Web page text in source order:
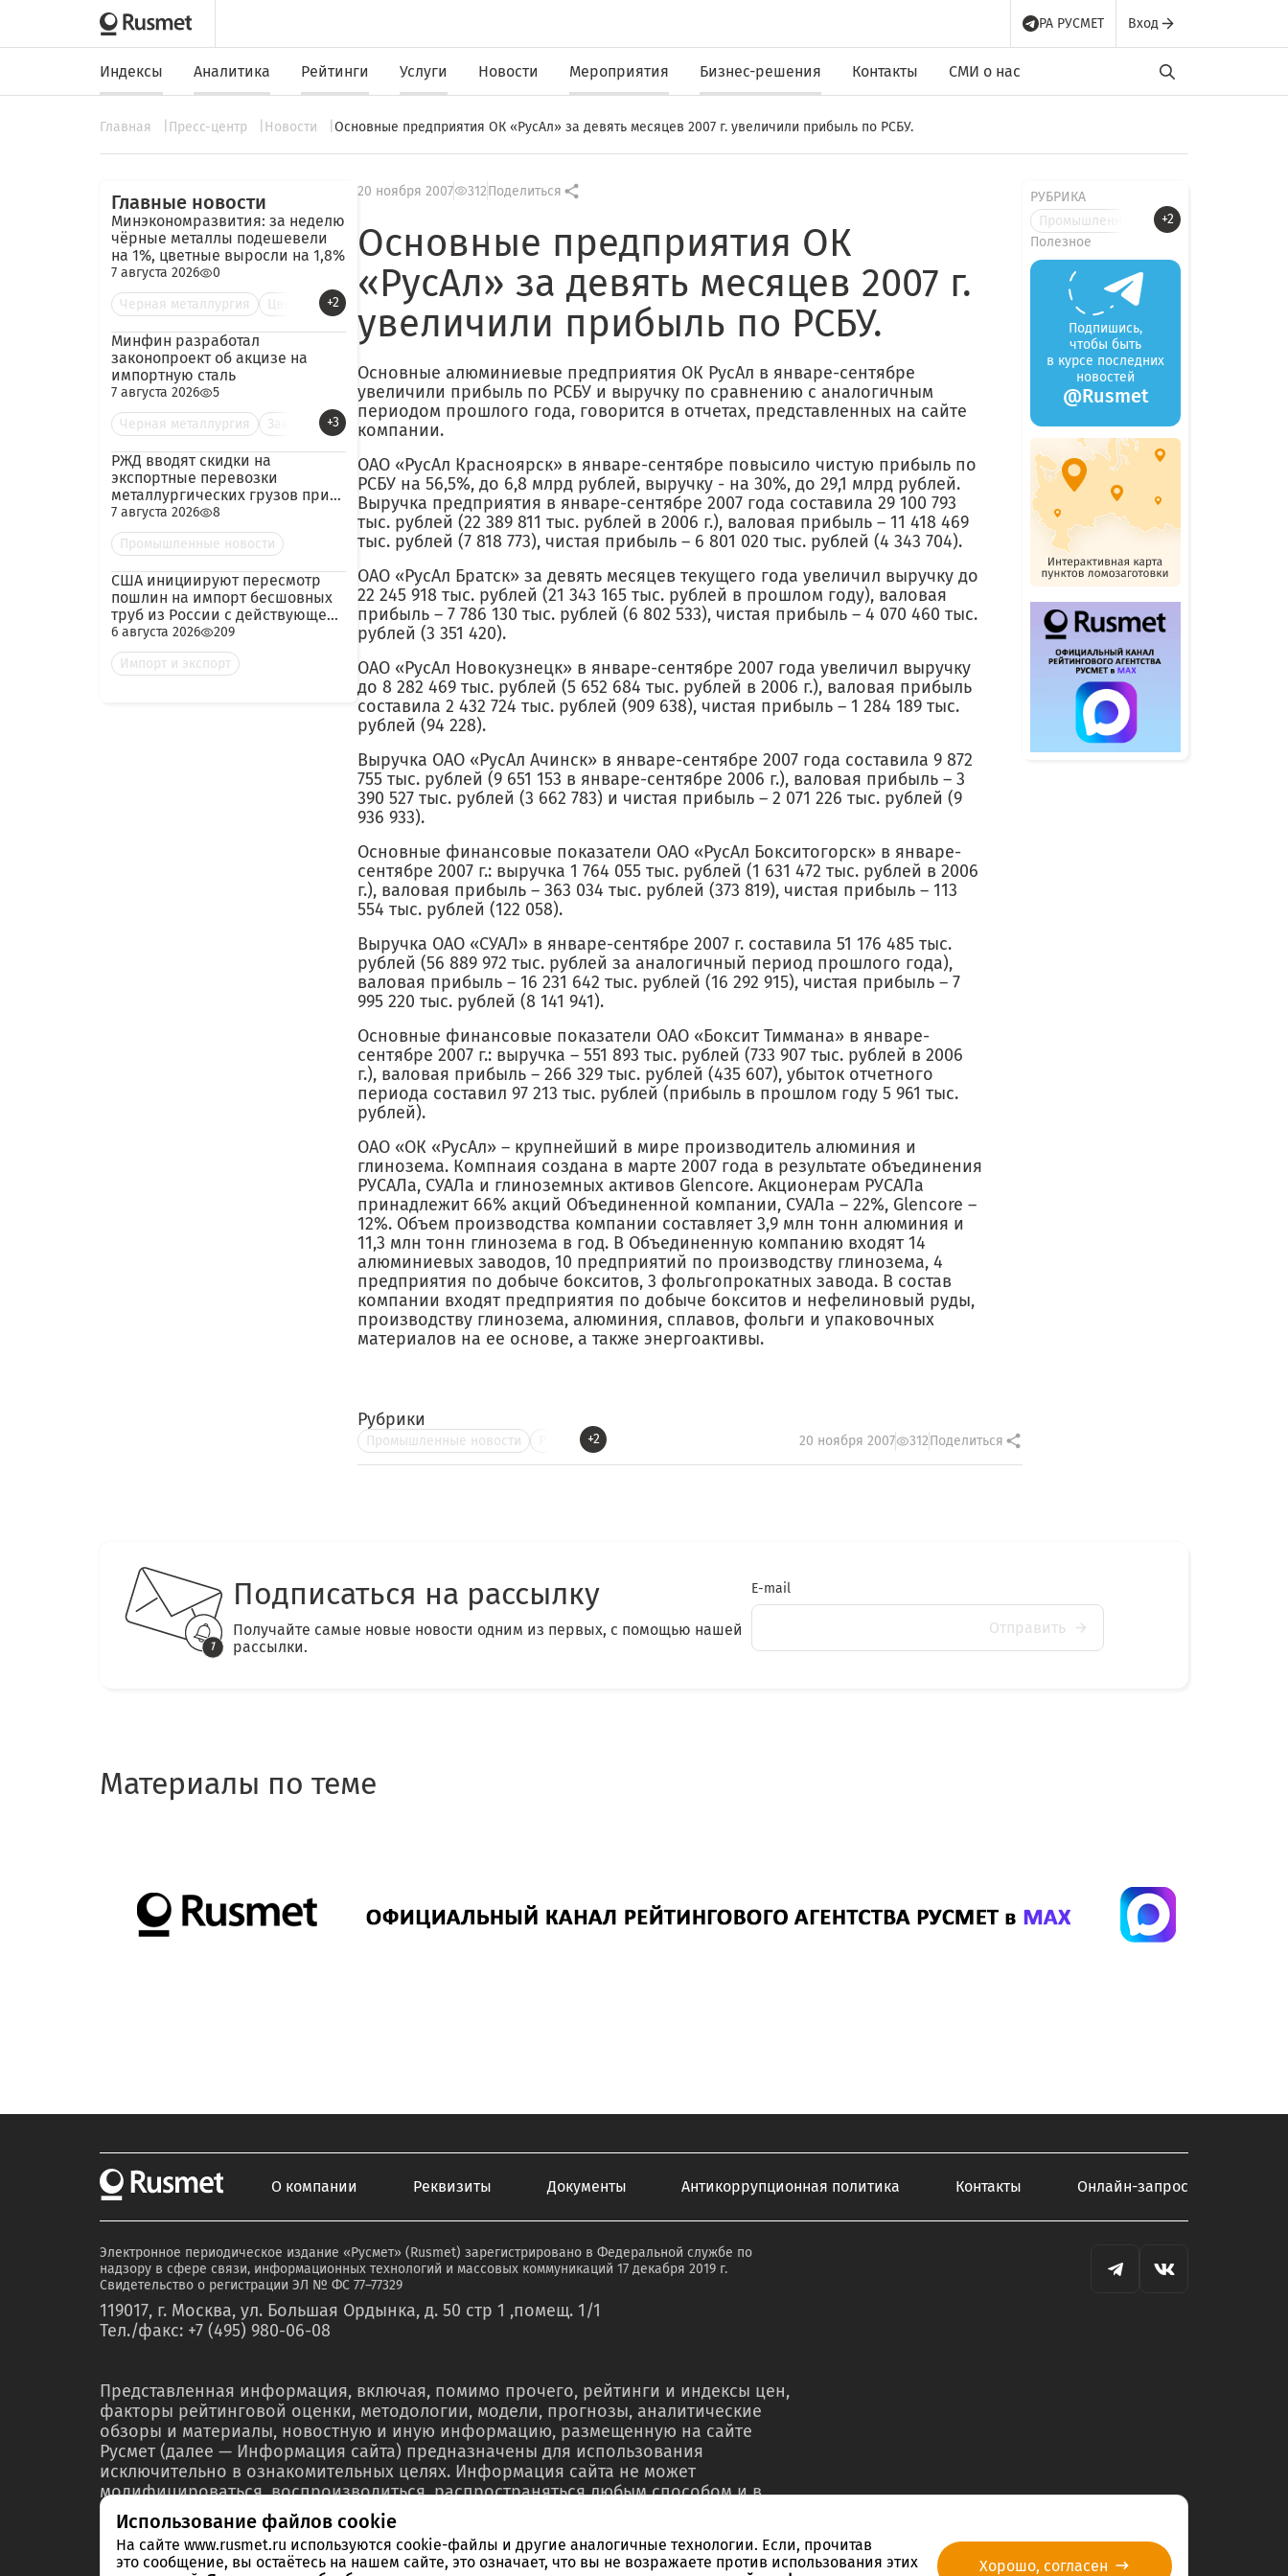
РА РУСМЕТ Вход
Индексы Аналитика Рейтинги Услуги Новости Мероприятия Бизнес-решения Контакты СМИ о нас
Главная Пресс-центр Новости Основные предприятия ОК «РусАл» за девять месяцев 2007 г. увеличили прибыль по РСБУ.
Главные новости
Минэкономразвития: за неделю
чёрные металлы подешевели
на 1%, цветные выросли на 1,8%
7 августа 2026
0
Черная металлургия
Цве +2
Минфин разработал
законопроект об акцизе на
импортную сталь
7 августа 2026
5
Черная металлургия
Зак +3
РЖД вводят скидки на
экспортные перевозки
металлургических грузов при
гарантированных объёмах
7 августа 2026
8
Промышленные новости
США инициируют пересмотр
пошлин на импорт бесшовных
труб из России с действующей
ставкой 209,72%
6 августа 2026
209
Импорт и экспорт
20 ноября 2007 312Поделиться
Основные предприятия ОК
«РусАл» за девять месяцев 2007 г.
увеличили прибыль по РСБУ.
Основные алюминиевые предприятия ОК РусАл в январе-сентябре
увеличили прибыль по РСБУ и выручку по сравнению с аналогичным
периодом прошлого года, говорится в отчетах, представленных на сайте
компании.
ОАО «РусАл Красноярск» в январе-сентябре повысило чистую прибыль по
РСБУ на 56,5%, до 6,8 млрд рублей, выручку - на 30%, до 29,1 млрд рублей.
Выручка предприятия в январе-сентябре 2007 года составила 29 100 793
тыс. рублей (22 389 811 тыс. рублей в 2006 г.), валовая прибыль – 11 418 469
тыс. рублей (7 818 773), чистая прибыль – 6 801 020 тыс. рублей (4 343 704).
ОАО «РусАл Братск» за девять месяцев текущего года увеличил выручку до
22 245 918 тыс. рублей (21 343 165 тыс. рублей в прошлом году), валовая
прибыль – 7 786 130 тыс. рублей (6 802 533), чистая прибыль – 4 070 460 тыс.
рублей (3 351 420).
ОАО «РусАл Новокузнецк» в январе-сентябре 2007 года увеличил выручку
до 8 282 469 тыс. рублей (5 652 684 тыс. рублей в 2006 г.), валовая прибыль
составила 2 432 724 тыс. рублей (909 638), чистая прибыль – 1 284 189 тыс.
рублей (94 228).
Выручка ОАО «РусАл Ачинск» в январе-сентябре 2007 года составила 9 872
755 тыс. рублей (9 651 153 в январе-сентябре 2006 г.), валовая прибыль – 3
390 527 тыс. рублей (3 662 783) и чистая прибыль – 2 071 226 тыс. рублей (9
936 933).
Основные финансовые показатели ОАО «РусАл Бокситогорск» в январе-
сентябре 2007 г.: выручка 1 764 055 тыс. рублей (1 631 472 тыс. рублей в 2006
г.), валовая прибыль – 363 034 тыс. рублей (373 819), чистая прибыль – 113
554 тыс. рублей (122 058).
Выручка ОАО «СУАЛ» в январе-сентябре 2007 г. составила 51 176 485 тыс.
рублей (56 889 972 тыс. рублей за аналогичный период прошлого года),
валовая прибыль – 16 231 642 тыс. рублей (16 292 915), чистая прибыль – 7
995 220 тыс. рублей (8 141 941).
Основные финансовые показатели ОАО «Боксит Тиммана» в январе-
сентябре 2007 г.: выручка – 551 893 тыс. рублей (733 907 тыс. рублей в 2006
г.), валовая прибыль – 266 329 тыс. рублей (435 607), убыток отчетного
периода составил 97 213 тыс. рублей (прибыль в прошлом году 5 961 тыс.
рублей).
ОАО «ОК «РусАл» – крупнейший в мире производитель алюминия и
глинозема. Компнаия создана в марте 2007 года в результате объединения
РУСАЛа, СУАЛа и глиноземных активов Glencore. Акционерам РУСАЛа
принадлежит 66% акций Объединенной компании, СУАЛа – 22%, Glencore –
12%. Объем производства компании составляет 3,9 млн тонн алюминия и
11,3 млн тонн глинозема в год. В Объединенную компанию входят 14
алюминиевых заводов, 10 предприятий по производству глинозема, 4
предприятия по добыче бокситов, 3 фольгопрокатных завода. В состав
компании входят предприятия по добыче бокситов и нефелиновый руды,
производству глинозема, алюминия, сплавов, фольги и упаковочных
материалов на ее основе, а также энергоактивы.
Рубрики
Промышленные новости +2 20 ноября 2007 312Поделиться
РУБРИКА
Промышленные новости
+2
Полезное
Подпишись,
чтобы быть
в курсе последних
новостей
@Rusmet
Подписаться на рассылку
Получайте самые новые новости одним из первых, с помощью нашей
рассылки.
E-mail
Отправить
Материалы по теме
О компании Реквизиты Документы Антикоррупционная политика Контакты Онлайн-запрос
Электронное периодическое издание «Русмет» (Rusmet) зарегистрировано в Федеральной службе по
надзору в сфере связи, информационных технологий и массовых коммуникаций 17 декабря 2019 г.
Свидетельство о регистрации ЭЛ № ФС 77–77329
119017, г. Москва, ул. Большая Ордынка, д. 50 стр 1 ,помещ. 1/1
Тел./факс: +7 (495) 980-06-08
Представленная информация, включая, помимо прочего, рейтинги и индексы цен,
факторы рейтинговой оценки, методологии, модели, прогнозы, аналитические
обзоры и материалы, новостную и иную информацию, размещенную на сайте
Русмет (далее — Информация сайта) предназначены для использования
исключительно в ознакомительных целях. Информация сайта не может
модифицироваться, воспроизводиться, распространяться любым способом и в
любой форме ни полностью, ни частично в рекламных материалах, в рамках
мероприятий по связям с общественностью, в сводках новостей, в коммерческих
материалах или отчетах без предварительного письменного согласия со стороны
Использование файлов cookie
На сайте www.rusmet.ru используются cookie-файлы и другие аналогичные технологии. Если, прочитав
это сообщение, вы остаётесь на нашем сайте, это означает, что вы не возражаете против использования этих
Хорошо, согласен